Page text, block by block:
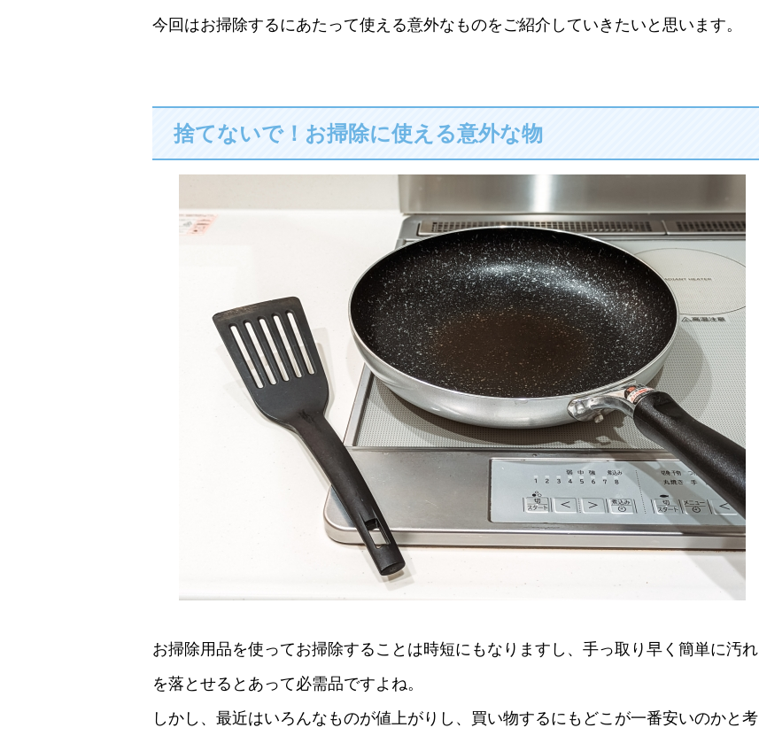
今回はお掃除するにあたって使える意外なものをご紹介していきたいと思います。
捨てないで！お掃除に使える意外な物
お掃除用品を使ってお掃除することは時短にもなりますし、手っ取り早く簡単に汚れ
を落とせるとあって必需品ですよね。
しかし、最近はいろんなものが値上がりし、買い物するにもどこが一番安いのかと考